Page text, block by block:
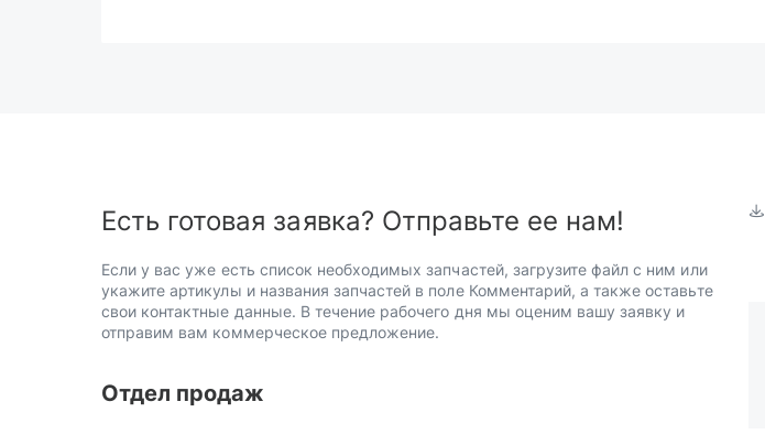
Есть готовая заявка? Отправьте ее нам!
Если у вас уже есть список необходимых запчастей, загрузите файл с ним или
укажите артикулы и названия запчастей в поле Комментарий, а также оставьте
свои контактные данные. В течение рабочего дня мы оценим вашу заявку и
отправим вам коммерческое предложение.
Отдел продаж